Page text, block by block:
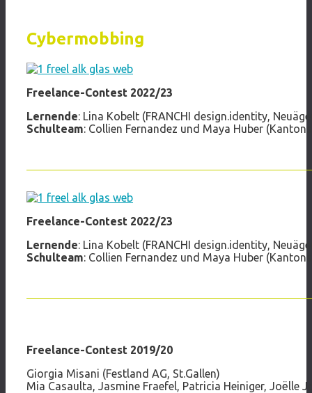
Cybermobbing
Freelance-Contest 2022/23
Lernende: Lina Kobelt (FRANCHI design.identity,
Schulteam: Collien Fernandez und Maya Huber
Freelance-Contest 2022/23
Lernende: Lina Kobelt (FRANCHI design.identity,
Schulteam: Collien Fernandez und Maya Huber
Freelance-Contest 2019/20
Giorgia Misani (Festland AG, St.Gallen)
Mia Casaulta, Jasmine Fraefel, Patricia Heiniger, Joëlle